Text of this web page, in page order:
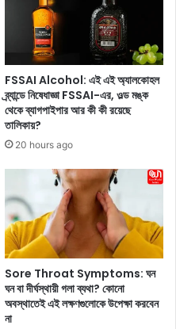
FSSAI Alcohol: এই এই অ্যালকোহল
ব্র্যান্ডে নিষেধাজ্ঞা FSSAI-এর, ওল্ড মঙ্ক
থেকে ব্যাগপাইপার আর কী কী রয়েছে
তালিকায়?
20 hours ago
Sore Throat Symptoms: ঘন
ঘন বা দীর্ঘস্থায়ী গলা ব্যথা? কোনো
অবস্থাতেই এই লক্ষণগুলোকে উপেক্ষা করবেন
না